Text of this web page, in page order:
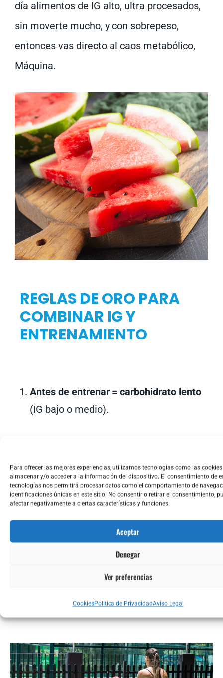
Para ofrecer las mejores experiencias, utilizamos tecnologías como las
almacenar y/o acceder a la información del dispositivo. El consentimiento de
tecnologías nos permitirá procesar datos como el comportamiento de
identificaciones únicas en este sitio. No consentir o retirar el consentimiento,
afectar negativamente a ciertas características y funciones.
Aceptar
Denegar
Ver preferencias
CookiesPolitica de PrivacidadAviso Legal
día alimentos de IG alto, ultra procesados,
sin moverte mucho, y con sobrepeso,
entonces vas directo al caos metabólico,
Máquina.
REGLAS DE ORO PARA
COMBINAR IG Y
ENTRENAMIENTO
Antes de entrenar = carbohidrato lento
(IG bajo o medio).
Después del entreno = combinación de
IG medio-alto con proteína.
Evita azúcares simples fuera del
contexto del ejercicio.
saludable.